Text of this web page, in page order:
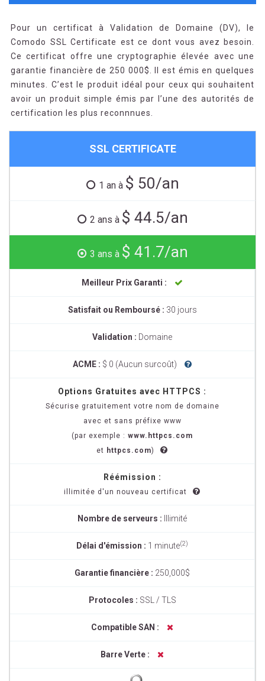
Pour un certificat à Validation de Domaine (DV), le
Comodo SSL Certificate est ce dont vous avez besoin.
Ce certificat offre une cryptographie élevée avec une
garantie financière de 250 000$. Il est émis en quelques
minutes. C’est le produit idéal pour ceux qui souhaitent
avoir un produit simple émis par l’une des autorités de
certification les plus reconnnues.
SSL CERTIFICATE
1 an à $ 50/an
2 ans à $ 44.5/an
3 ans à $ 41.7/an
Meilleur Prix Garanti :
Satisfait ou Remboursé : 30 jours
Validation : Domaine
ACME : $ 0 (Aucun surcoût)
Options Gratuites avec HTTPCS :
Sécurise gratuitement votre nom de domaine
avec et sans préfixe www
(par exemple : www.httpcs.com
et httpcs.com)
Réémission :
illimitée d'un nouveau certificat
Nombre de serveurs : Illimité
Délai d'émission : 1 minute(2)
Garantie financière : 250,000$
Protocoles : SSL / TLS
Compatible SAN :
Barre Verte :